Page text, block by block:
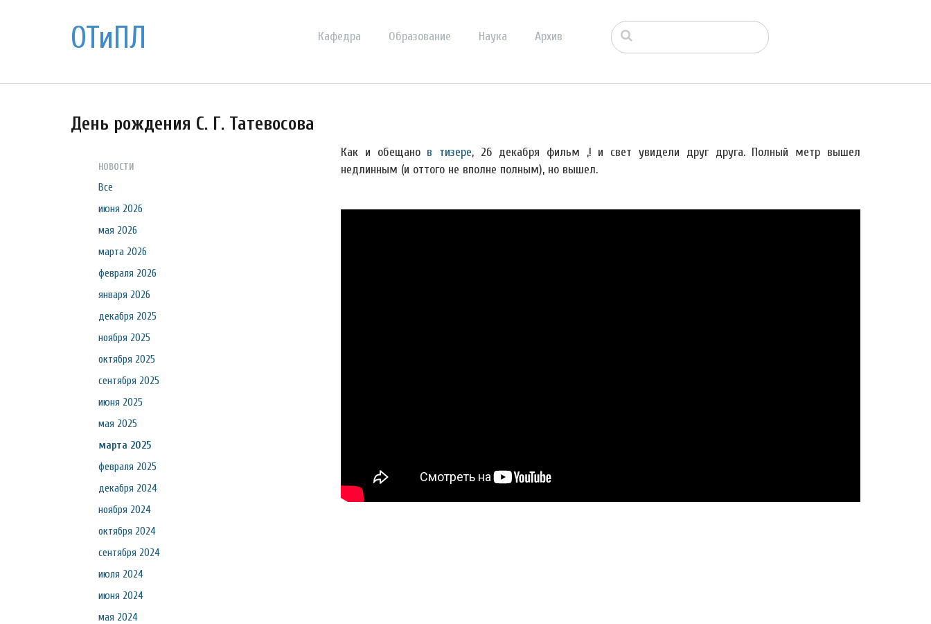
ОТиПЛ Кафедра Образование Наука Архив
День рождения С. Г. Татевосова
НОВОСТИ
Все
июня 2026
мая 2026
марта 2026
февраля 2026
января 2026
декабря 2025
ноября 2025
октября 2025
сентября 2025
июня 2025
мая 2025
марта 2025
февраля 2025
декабря 2024
ноября 2024
октября 2024
сентября 2024
июля 2024
июня 2024
мая 2024
Как и обещано в тизере, 26 декабря фильм ,! и свет увидели друг друга. Полный метр вышел
недлинным (и оттого не вполне полным), но вышел.